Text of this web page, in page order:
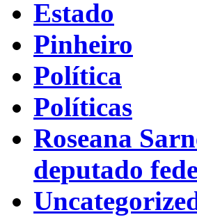
Estado
Pinheiro
Política
Políticas
Roseana
deputado